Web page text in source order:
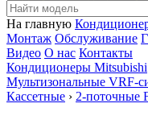
На главную
Монтаж Обслуживание
Видео О нас Контакты
Кондиционеры Mitsubishi
Мультизональные VRF-
Кассетные › 2-поточные